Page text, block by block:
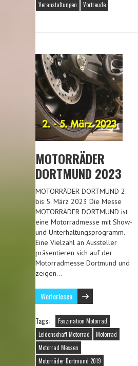
Veranstaltungen
Vorfreude
MOTORRÄDER
DORTMUND 2023
MOTORRÄDER DORTMUND 2.
bis 5. März 2023 Die Messe
MOTORRÄDER DORTMUND ist
eine Motorradmesse mit Show-
und Unterhaltungsprogramm.
Eine Vielzahl an Aussteller
präsentieren sich auf der
Motorradmesse Dortmund und
zeigen…
Weiterlesen
Tags:
Faszination Motorrad
Leidenschaft Motorrad
Motorrad
Motorrad Messen
Motorräder Dortmund 2019